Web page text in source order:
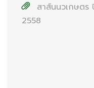
สาส์นนวเกษต
2558